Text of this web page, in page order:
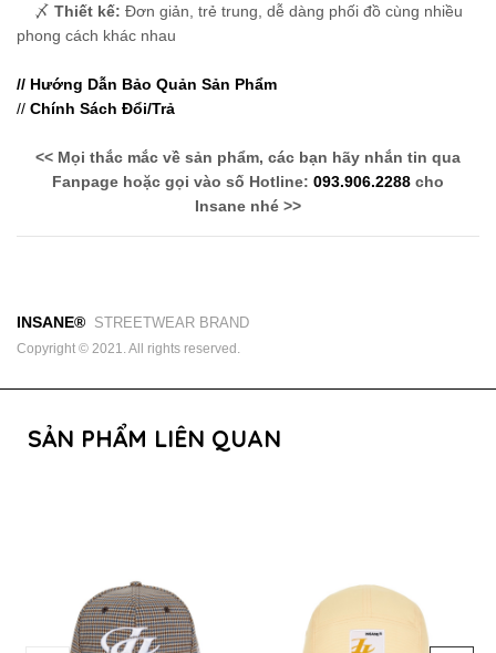
〆 Thiết kế: Đơn giản, trẻ trung, dễ dàng phối đồ cùng nhiều
phong cách khác nhau
// Hướng Dẫn Bảo Quản Sản Phẩm
// Chính Sách Đổi/Trả
<< Mọi thắc mắc về sản phẩm, các bạn hãy nhắn tin qua
Fanpage hoặc gọi vào số Hotline: 093.906.2288 cho
Insane nhé >>
INSANE® STREETWEAR BRAND
Copyright © 2021. All rights reserved.
SẢN PHẨM LIÊN QUAN